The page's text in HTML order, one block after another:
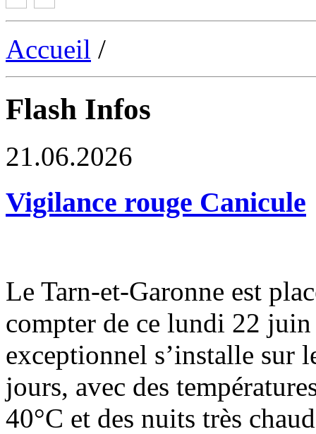
Accueil /
Flash Infos
21.06.2026
Vigilance rouge Canicule
Le Tarn-et-Garonne est
compter de ce lundi 22
exceptionnel s’installe sur
jours, avec des
40°C et des nuits très